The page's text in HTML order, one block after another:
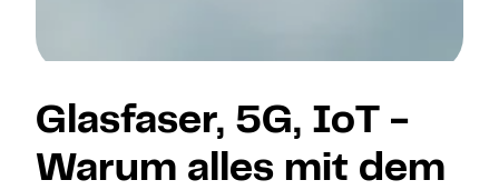
Glasfaser, 5G, IoT -
Warum alles mit dem